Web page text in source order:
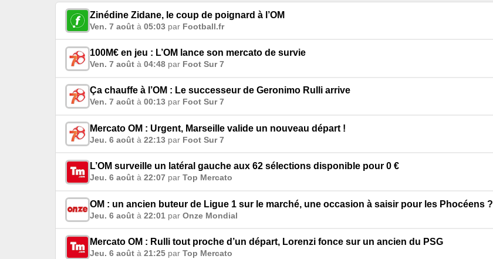
Zinédine Zidane, le coup de poignard à l’OM
Ven. 7 août à 05:03 par Football.fr
100M€ en jeu : L’OM lance son mercato de survie
Ven. 7 août à 04:48 par Foot Sur 7
Ça chauffe à l’OM : Le successeur de Geronimo Rulli arrive
Ven. 7 août à 00:13 par Foot Sur 7
Mercato OM : Urgent, Marseille valide un nouveau départ !
Jeu. 6 août à 22:13 par Foot Sur 7
L’OM surveille un latéral gauche aux 62 sélections disponible pour 0 €
Jeu. 6 août à 22:07 par Top Mercato
OM : un ancien buteur de Ligue 1 sur le marché, une occasion à saisir pour les Phocéens ?
Jeu. 6 août à 22:01 par Onze Mondial
Mercato OM : Rulli tout proche d’un départ, Lorenzi fonce sur un ancien du PSG
Jeu. 6 août à 21:25 par Top Mercato